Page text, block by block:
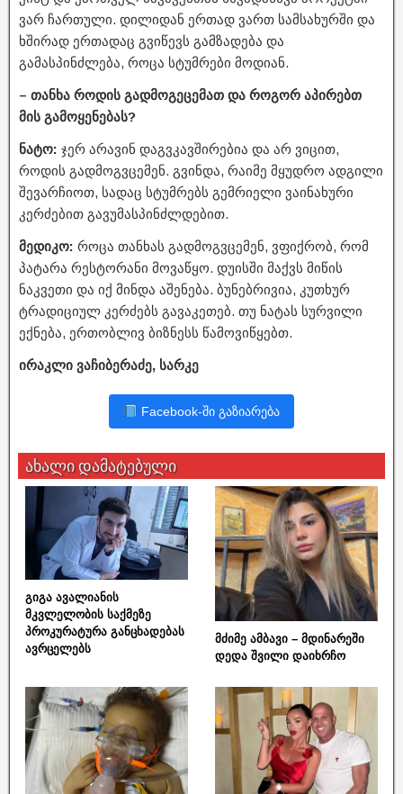
ვარ ჩართული. დილიდან ერთად ვართ სამსახურში და
ხშირად ერთადაც გვიწევს გამზადება და
გამასპინძლება, როცა სტუმრები მოდიან.
– თანხა როდის გადმოგეცემათ და როგორ აპირებთ
მის გამოყენებას?
ნატო: ჯერ არავინ დაგვკავშირებია და არ ვიცით,
როდის გადმოგვცემენ. გვინდა, რაიმე მყუდრო ადგილი
შევარჩიოთ, სადაც სტუმრებს გემრიელი ვაინახური
კერძებით გავუმასპინძლდებით.
მედიკო: როცა თანხას გადმოგვცემენ, ვფიქრობ, რომ
პატარა რესტორანი მოვაწყო. დუისში მაქვს მიწის
ნაკვეთი და იქ მინდა აშენება. ბუნებრივია, კუთხურ
ტრადიციულ კერძებს გავაკეთებ. თუ ნატას სურვილი
ექნება, ერთობლივ ბიზნესს წამოვიწყებთ.
ირაკლი ვაჩიბერაძე, სარკე
Facebook-ში გაზიარება
ახალი დამატებული
გიგა ავალიანის
მკვლელობის საქმეზე
პროკურატურა განცხადებას
ავრცელებს
მძიმე ამბავი – მდინარეში
დედა შვილი დაიხრჩო